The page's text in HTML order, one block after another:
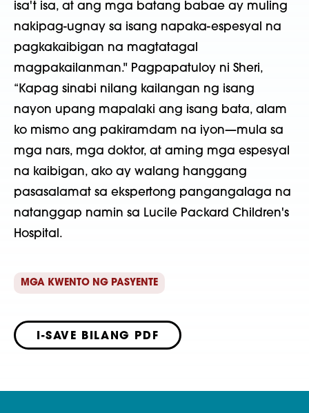
isa't isa, at ang mga batang babae ay muling
nakipag-ugnay sa isang napaka-espesyal na
pagkakaibigan na magtatagal
magpakailanman." Pagpapatuloy ni Sheri,
“Kapag sinabi nilang kailangan ng isang
nayon upang mapalaki ang isang bata, alam
ko mismo ang pakiramdam na iyon—mula sa
mga nars, mga doktor, at aming mga espesyal
na kaibigan, ako ay walang hanggang
pasasalamat sa ekspertong pangangalaga na
natanggap namin sa Lucile Packard Children's
Hospital.
MGA KWENTO NG PASYENTE
I-SAVE BILANG PDF